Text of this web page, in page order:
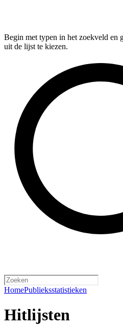
Begin met typen in het zoekveld en
uit de lijst te kiezen.
HomePublieksstatistieken
Hitlijsten